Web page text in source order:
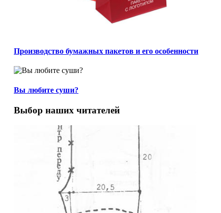
Производство бумажных пакетов и его особенности
Вы любите суши?
Выбор наших читателей